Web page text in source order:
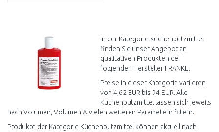
Vergleichen
In der Kategorie Küchenputzmittel
finden Sie unser Angebot an
qualitativen Produkten der
folgenden Hersteller:FRANKE.
Preise in dieser Kategorie variieren
von 4,62 EUR bis 94 EUR. Alle
Küchenputzmittel lassen sich jeweils
nach Volumen, Volumen & vielen weiteren Parametern filtern.
Produkte der Kategorie Küchenputzmittel können aktuell nach